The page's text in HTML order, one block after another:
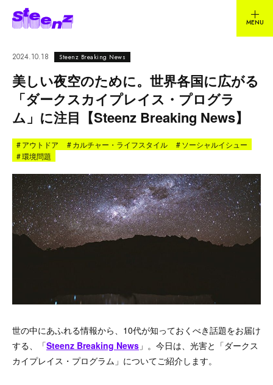
2024.10.18 Steenz Breaking News
美しい夜空のために。世界各国に広がる
「ダークスカイプレイス・プログラ
ム」に注目【Steenz Breaking News】
#アウトドア #カルチャー・ライフスタイル #ソーシャルイシュー
#環境問題
世の中にあふれる情報から、10代が知っておくべき話題をお届け
する、「Steenz Breaking News 」。今日は、光害と「ダークス
カイプレイス・プログラム」についてご紹介します。